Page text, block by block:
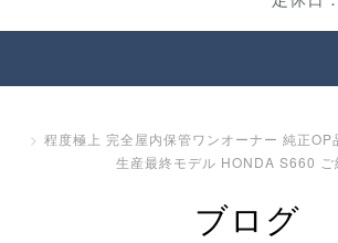
程度極上 完全屋内保管ワンオーナー 純正
生産最終モデル HONDA S660 ご
ブログ